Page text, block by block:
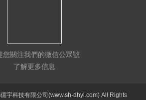
您關注我們的微信公眾號
了解更多信息
宇科技有限公司(www.sh-dhyl.com) All Rights